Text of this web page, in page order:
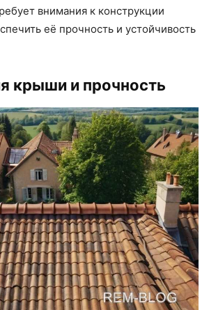
внимания к конструкции
её прочность и устойчивость
крыши и прочность